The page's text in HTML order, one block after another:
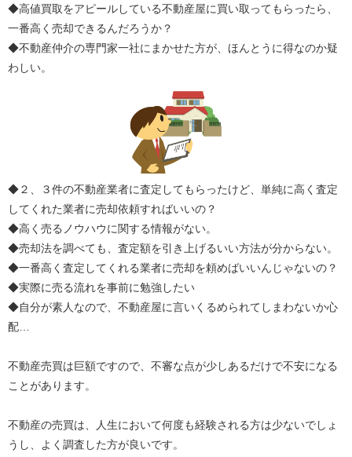
◆高値買取をアピールしている不動産屋に買い取ってもらったら、
一番高く売却できるんだろうか？
◆不動産仲介の専門家一社にまかせた方が、ほんとうに得なのか疑
わしい。
◆２、３件の不動産業者に査定してもらったけど、単純に高く査定
してくれた業者に売却依頼すればいいの？
◆高く売るノウハウに関する情報がない。
◆売却法を調べても、査定額を引き上げるいい方法が分からない。
◆一番高く査定してくれる業者に売却を頼めばいいんじゃないの？
◆実際に売る流れを事前に勉強したい
◆自分が素人なので、不動産屋に言いくるめられてしまわないか心
配…
不動産売買は巨額ですので、不審な点が少しあるだけで不安になる
ことがあります。
不動産の売買は、人生において何度も経験される方は少ないでしょ
うし、よく調査した方が良いです。